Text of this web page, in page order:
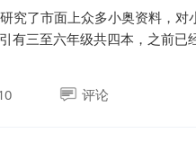
究了市面上众多小奥资料，
有三至六年级共四本，之前已
评论